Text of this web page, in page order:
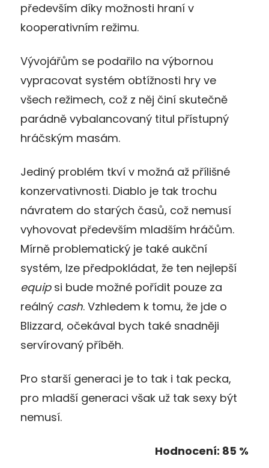
především díky možnosti hraní v
kooperativním režimu.
Vývojářům se podařilo na výbornou
vypracovat systém obtížnosti hry ve
všech režimech, což z něj činí skutečně
parádně vybalancovaný titul přístupný
hráčským masám.
Jediný problém tkví v možná až přílišné
konzervativnosti. Diablo je tak trochu
návratem do starých časů, což nemusí
vyhovovat především mladším hráčům.
Mírně problematický je také aukční
systém, lze předpokládat, že ten nejlepší
equipsi bude možné pořídit pouze za
reálný cash. Vzhledem k tomu, že jde o
Blizzard, očekával bych také snadněji
servírovaný příběh.
Pro starší generaci je to tak i tak pecka,
pro mladší generaci však už tak sexy být
nemusí.
Hodnocení: 85 %